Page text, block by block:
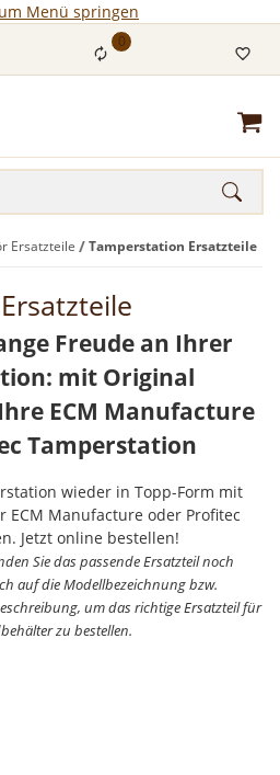
Menü springen
0
Ersatzteile Tamperstation Ersatzteile
Freude an Ihrer
mit Original
ECM Manufacture
Tamperstation
wieder in Topp-Form mit
ECM Manufacture oder Profitec
Jetzt online bestellen!
Sie das passende Ersatzteil noch
auf die Modellbezeichnung bzw.
um das richtige Ersatzteil für
zu bestellen.